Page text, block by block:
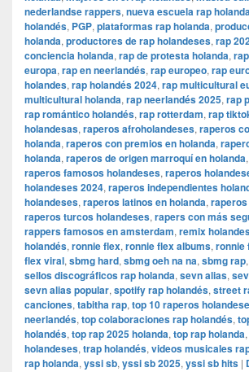
nederlandse rappers, nueva escuela rap
holandés, PGP, plataformas rap holanda,
holanda, productores de rap holandeses, rap
conciencia holanda, rap de protesta holanda,
europa, rap en neerlandés, rap europeo, rap
holandes, rap holandés 2024, rap multicultural
multicultural holanda, rap neerlandés 2025, rap
rap romántico holandés, rap rotterdam, rap
holandesas, raperos afroholandeses, raperos
holanda, raperos con premios en holanda,
holanda, raperos de origen marroquí en holanda,
raperos famosos holandeses, raperos
holandeses 2024, raperos independientes
holandeses, raperos latinos en holanda, raperos
raperos turcos holandeses, rapers con más
rappers famosos en amsterdam, remix
holandés, ronnie flex, ronnie flex albums, ronnie
flex viral, sbmg hard, sbmg oeh na na, sbmg rap,
sellos discográficos rap holanda, sevn alias,
sevn alias popular, spotify rap holandés, street
canciones, tabitha rap, top 10 raperos
neerlandés, top colaboraciones rap holandés,
holandés, top rap 2025 holanda, top rap holanda,
holandeses, trap holandés, videos musicales
rap holanda, yssi sb, yssi sb 2025, yssi sb hits |